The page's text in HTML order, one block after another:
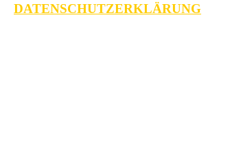
DATENSCHUTZERKLÄRUNG